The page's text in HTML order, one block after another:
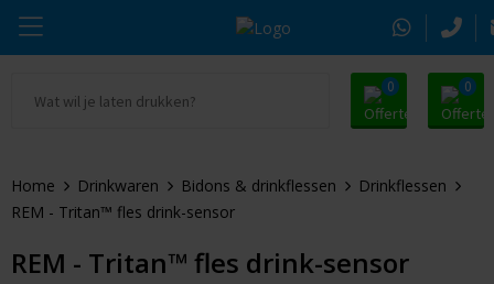
0 0
Drinkwaren
Alle promosnoepje
Zomer
Thule
Home Drinkwaren Bidons & drinkflessen
Drinkflessen
REM - Tritan™ fles drink-sensor
REM - Tritan™ fles drink-sensor